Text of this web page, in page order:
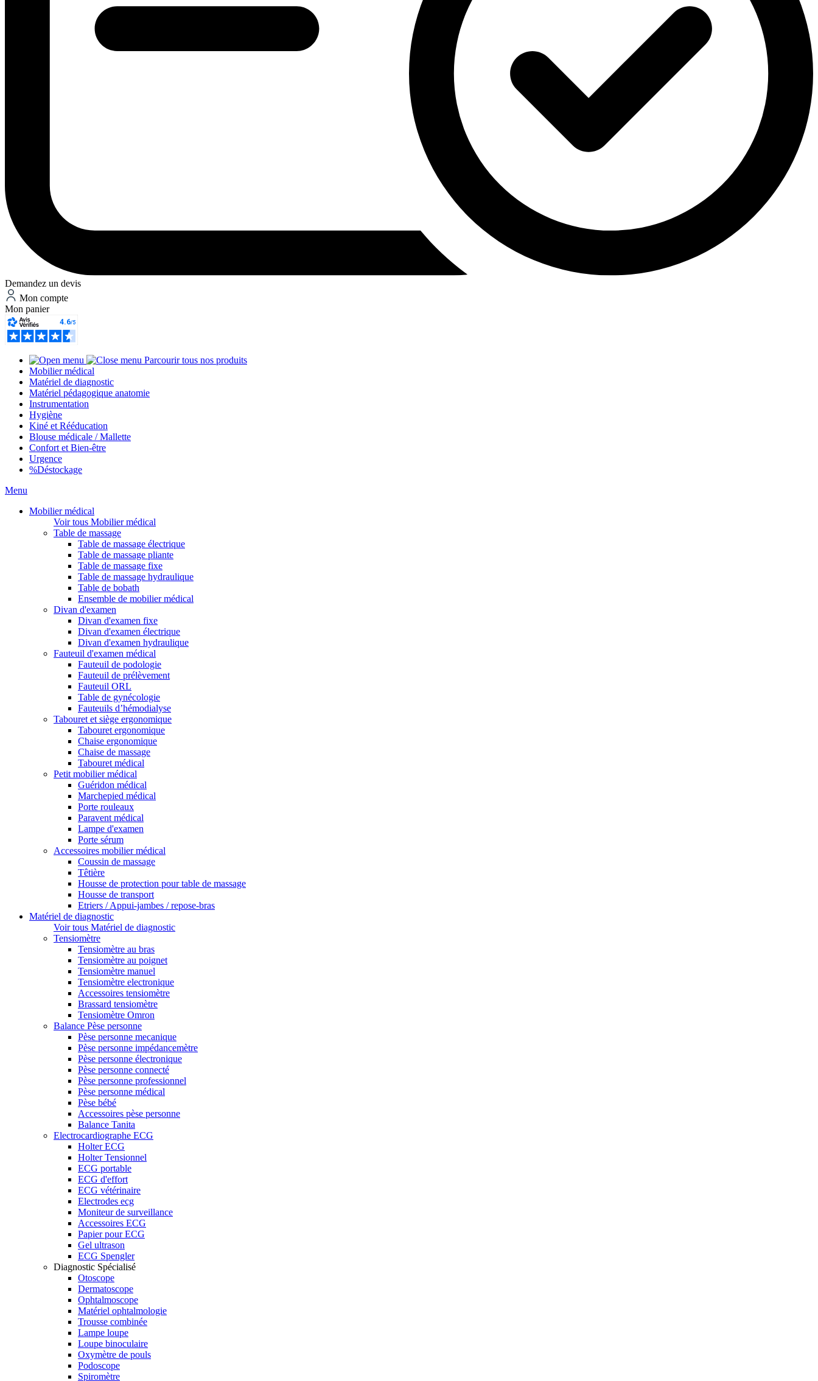
Demandez un devis
Mon compte
Mon panier
Parcourir tous nos produits
Mobilier médical
Matériel de diagnostic
Matériel pédagogique anatomie
Instrumentation
Hygiène
Kiné et Rééducation
Blouse médicale / Mallette
Confort et Bien-être
Urgence
%Déstockage
Menu
Mobilier médical
Voir tous Mobilier médical
Table de massage
Table de massage électrique
Table de massage pliante
Table de massage fixe
Table de massage hydraulique
Table de bobath
Ensemble de mobilier médical
Divan d'examen
Divan d'examen fixe
Divan d'examen électrique
Divan d'examen hydraulique
Fauteuil d'examen médical
Fauteuil de podologie
Fauteuil de prélèvement
Fauteuil ORL
Table de gynécologie
Fauteuils d’hémodialyse
Tabouret et siège ergonomique
Tabouret ergonomique
Chaise ergonomique
Chaise de massage
Tabouret médical
Petit mobilier médical
Guéridon médical
Marchepied médical
Porte rouleaux
Paravent médical
Lampe d'examen
Porte sérum
Accessoires mobilier médical
Coussin de massage
Têtière
Housse de protection pour table de massage
Housse de transport
Etriers / Appui-jambes / repose-bras
Matériel de diagnostic
Voir tous Matériel de diagnostic
Tensiomètre
Tensiomètre au bras
Tensiomètre au poignet
Tensiomètre manuel
Tensiomètre electronique
Accessoires tensiomètre
Brassard tensiomètre
Tensiomètre Omron
Balance Pèse personne
Pèse personne mecanique
Pèse personne impédancemètre
Pèse personne électronique
Pèse personne connecté
Pèse personne professionnel
Pèse personne médical
Pèse bébé
Accessoires pèse personne
Balance Tanita
Electrocardiographe ECG
Holter ECG
Holter Tensionnel
ECG portable
ECG d'effort
ECG vétérinaire
Electrodes ecg
Moniteur de surveillance
Accessoires ECG
Papier pour ECG
Gel ultrason
ECG Spengler
Diagnostic Spécialisé
Otoscope
Dermatoscope
Ophtalmoscope
Matériel ophtalmologie
Trousse combinée
Lampe loupe
Loupe binoculaire
Oxymètre de pouls
Podoscope
Spiromètre